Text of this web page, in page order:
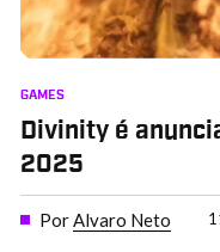
GAMES
Divinity é
2025
PorAlvaro Neto